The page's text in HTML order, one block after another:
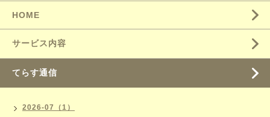
HOME
サービス内容
てらす通信
2026-07（1）